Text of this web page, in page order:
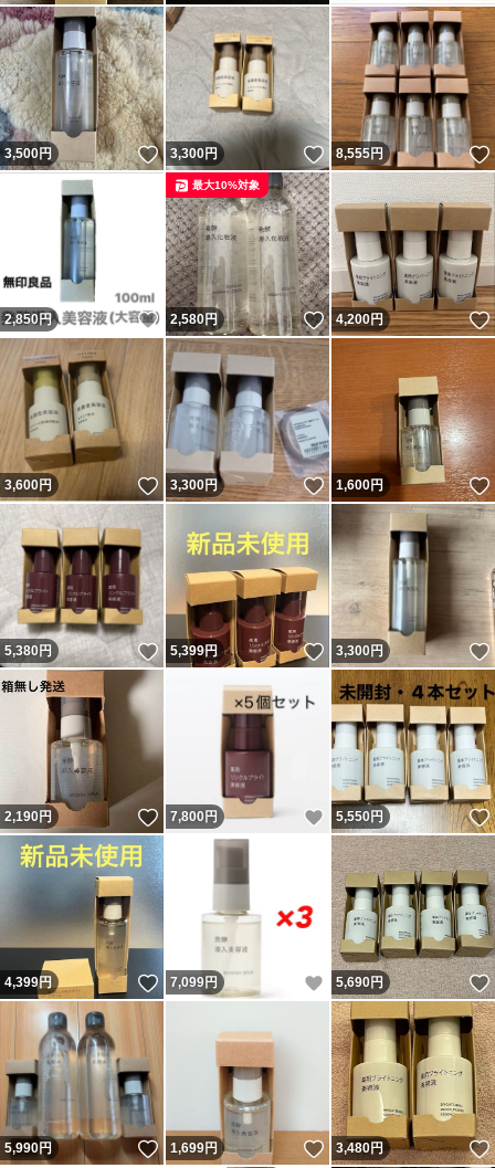
3,500円 いいね！
3,300円 いいね！
8,555円
2,850円 いいね！
2,580円 いいね！
最大10%対象
4,200円
3,600円 いいね！
3,300円 いいね！
1,600円
5,380円 いいね！
5,399円 いいね！
3,300円
2,190円 いいね！
7,800 円 いいね！
5,550円
4,399円 いいね！
7,099円 いいね！
5,690円
5,990円 いいね！
1,699円 いいね！
3,480円